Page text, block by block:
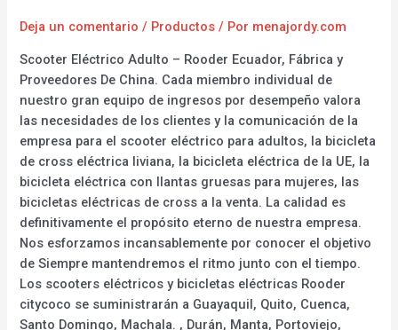
Deja un comentario / Productos / Por menajordy.com
Scooter Eléctrico Adulto – Rooder Ecuador, Fábrica y
Proveedores De China. Cada miembro individual de
nuestro gran equipo de ingresos por desempeño valora
las necesidades de los clientes y la comunicación de la
empresa para el scooter eléctrico para adultos, la bicicleta
de cross eléctrica liviana, la bicicleta eléctrica de la UE, la
bicicleta eléctrica con llantas gruesas para mujeres, las
bicicletas eléctricas de cross a la venta. La calidad es
definitivamente el propósito eterno de nuestra empresa.
Nos esforzamos incansablemente por conocer el objetivo
de Siempre mantendremos el ritmo junto con el tiempo.
Los scooters eléctricos y bicicletas eléctricas Rooder
citycoco se suministrarán a Guayaquil, Quito, Cuenca,
Santo Domingo, Machala. , Durán, Manta, Portoviejo,